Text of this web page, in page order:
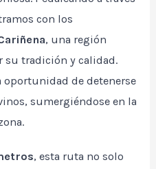
con los
, una región
su tradición y calidad.
de detenerse
sumergiéndose en la
, esta ruta no solo